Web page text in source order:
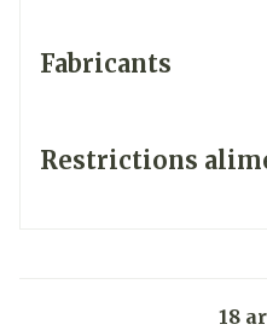
Fabricants
Restrictions
18